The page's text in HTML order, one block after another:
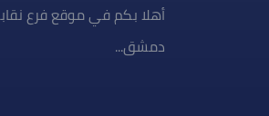
أهلا بكم في موقع فرع
دمشق...